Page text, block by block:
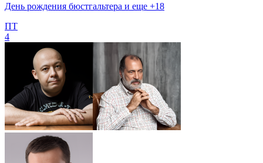
День рождения бюстгальтера и еще +18
ПТ
4